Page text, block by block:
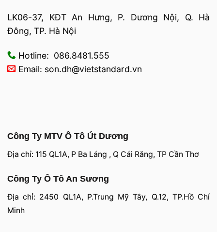
LK06-37, KĐT An Hưng, P. Dương Nội, Q. Hà
Đông, TP. Hà Nội
Hotline: 086.8481.555
Email: son.dh@vietstandard.vn
Công Ty MTV Ô Tô Út Dương
Địa chỉ: 115 QL1A, P Ba Láng , Q Cái Răng, TP Cần Thơ
Công Ty Ô Tô An Sương
Địa chỉ: 2450 QL1A, P.Trung Mỹ Tây, Q.12, TP.Hồ Chí
Minh